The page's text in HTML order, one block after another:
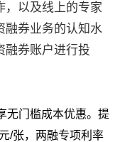
，以及线上的专家
融券业务的认知水
融券账户进行投
无门槛成本优惠。提
/张，两融专项利率